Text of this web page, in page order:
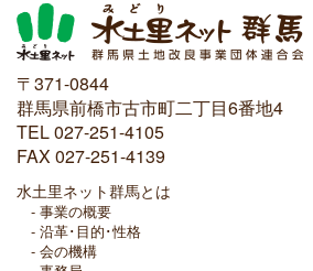
〒371-0844
群馬県前橋市古市町二丁目6番地4
TEL 027-251-4105
FAX 027-251-4139
水土里ネット群馬とは
事業の概要
沿革･目的･性格
会の機構